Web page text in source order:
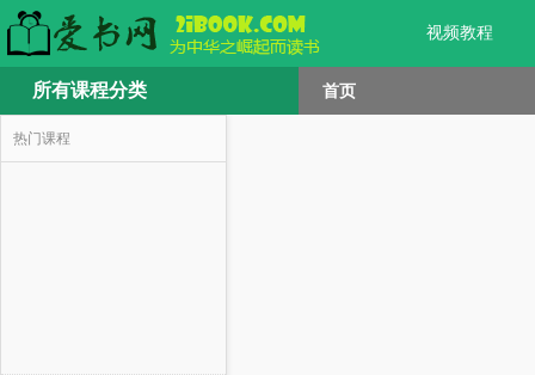
视频教程
所有课程分类 首页
热门课程